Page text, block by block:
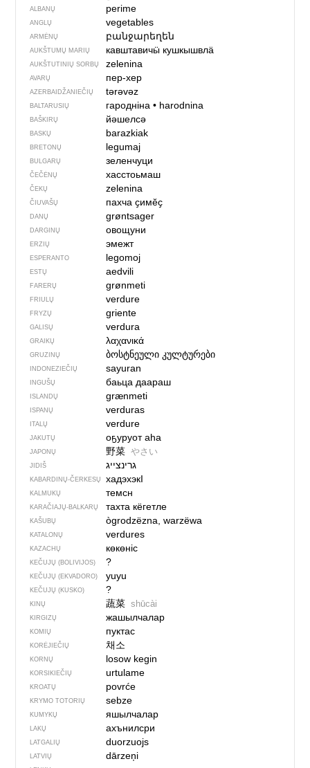
ALBANŲ perime
ANGLŲ vegetables
ARMĖNŲ բանջարեղեն
AUKŠTUMŲ MARIŲ кавштавичӹ кушкышвлӓ
AUKŠTUTINIŲ SORBŲ zelenina
AVARŲ пер-хер
AZERBAIDŽANIEČIŲ tərəvəz
BALTARUSIŲ гародніна• harodnina
BAŠKIRŲ йәшелсә
BASKŲ barazkiak
BRETONŲ legumaj
BULGARŲ зеленчуци
ČEČĖNŲ хасстоьмаш
ČEKŲ zelenina
ČIUVAŠŲ пахча ҫимӗҫ
DANŲ grøntsager
DARGINŲ овощуни
ERZIŲ эмежт
ESPERANTO legomoj
ESTŲ aedvili
FARERŲ grønmeti
FRIULŲ verdure
FRYZŲ griente
GALISŲ verdura
GRAIKŲ λαχανικά
GRUZINŲ ბოსტნეული კულტურები
INDONEZIEČIŲ sayuran
INGUŠŲ баьца даараш
ISLANDŲ grænmeti
ISPANŲ verduras
ITALŲ verdure
JAKUTŲ оҕуруот аһа
JAPONŲ 野菜 やさい
JIDIŠ גרינצייג
KABARDINŲ-ČERKESŲ хадэхэкI
KALMUKŲ темсн
KARAČIAJŲ-BALKARŲ тахта кёгетле
KAŠUBŲ ògrodzëzna, warzëwa
KATALONŲ verdures
KAZACHŲ көкөніс
KEČUJŲ (BOLIVIJOS) ?
KEČUJŲ (EKVADORO) yuyu
KEČUJŲ (KUSKO) ?
KINŲ 蔬菜 shūcài
KIRGIZŲ жашылчалар
KOMIŲ пуктас
KORĖJIEČIŲ 채소
KORNŲ losow kegin
KORSIKIEČIŲ urtulame
KROATŲ povrće
KRYMO TOTORIŲ sebze
KUMYKŲ яшылчалар
LAKŲ ахънилсри
LATGALIŲ duorzuojs
LATVIŲ dārzeņi